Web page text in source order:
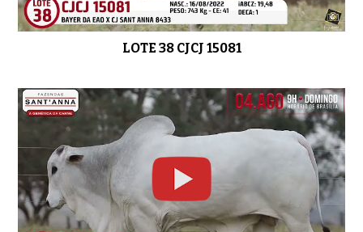
LOTE 38 CJCJ 15081